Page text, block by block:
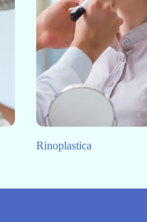
Rinoplastica